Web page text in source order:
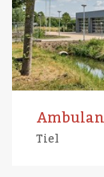
Tiel